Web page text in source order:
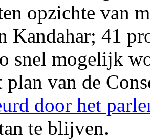
opzichte van
Kandahar; 41
snel mogelijk
plan van de
door het
te blijven.